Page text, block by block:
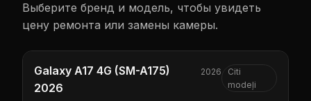
Выберите бренд и модель, чтобы увидеть
цену ремонта или замены камеры.
Galaxy A17 4G (SM-A175)
2026
2026
Citi
modeļi